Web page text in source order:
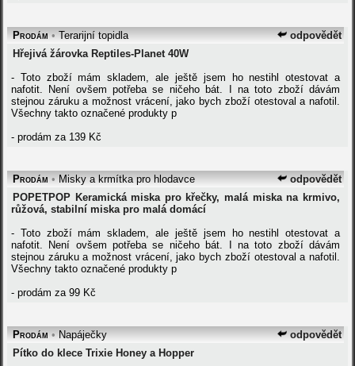
odpovědět
Prodám •Terarijní topidla
Hřejivá žárovka Reptiles-Planet 40W
- Toto zboží mám skladem, ale ještě jsem ho nestihl otestovat a
nafotit. Není ovšem potřeba se ničeho bát. I na toto zboží dávám
stejnou záruku a možnost vrácení, jako bych zboží otestoval a nafotil.
Všechny takto označené produkty p
- prodám za 139 Kč
odpovědět
Prodám •Misky a krmítka pro hlodavce
POPETPOP Keramická miska pro křečky, malá miska na krmivo,
růžová, stabilní miska pro malá domácí
- Toto zboží mám skladem, ale ještě jsem ho nestihl otestovat a
nafotit. Není ovšem potřeba se ničeho bát. I na toto zboží dávám
stejnou záruku a možnost vrácení, jako bych zboží otestoval a nafotil.
Všechny takto označené produkty p
- prodám za 99 Kč
odpovědět
Prodám •Napáječky
Pítko do klece Trixie Honey a Hopper